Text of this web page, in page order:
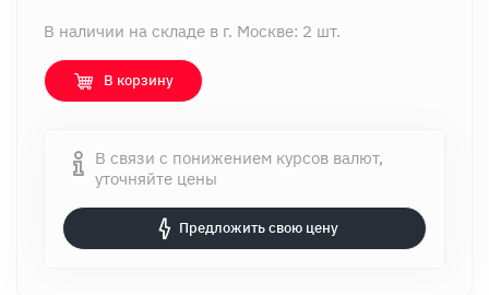
В наличии на складе в г. Москве: 2 шт.
В корзину
В связи с понижением курсов валют,
уточняйте цены
Предложить свою цену